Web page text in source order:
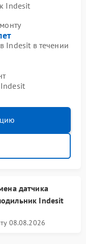
Indesit
Indesit в течении
датчика
Indesit
08.08.2026